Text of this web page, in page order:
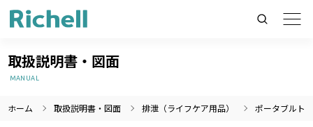
製品情報のみを検索
取扱説明書・図面
MANUAL
ホーム 取扱説明書・図面 排泄（ライフケア用品） ポータブルト